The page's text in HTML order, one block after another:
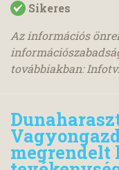
Sikeres
Az információs
továbbiakban:
megrendelt